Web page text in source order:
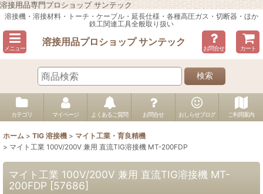
溶接用品専門プロショップ サンテック
溶接機・溶接材料・トーチ・ケーブル・延長仕様・各種高圧ガス・切断器・ほか
鉄工関連工具全般取り扱い
メニュー
溶接用品プロショップ サンテック
お問合せ カート
検索
カテゴリ マイページ よくあるご質問 お問合せ おしらせブログ ご利用案内
ホーム > TIG 溶接機 > マイト工業・育良精機
> マイト工業 100V/200V 兼用 直流TIG溶接機 MT-200FDP
マイト工業 100V/200V 兼用 直流TIG溶接機 MT-
200FDP [57686]